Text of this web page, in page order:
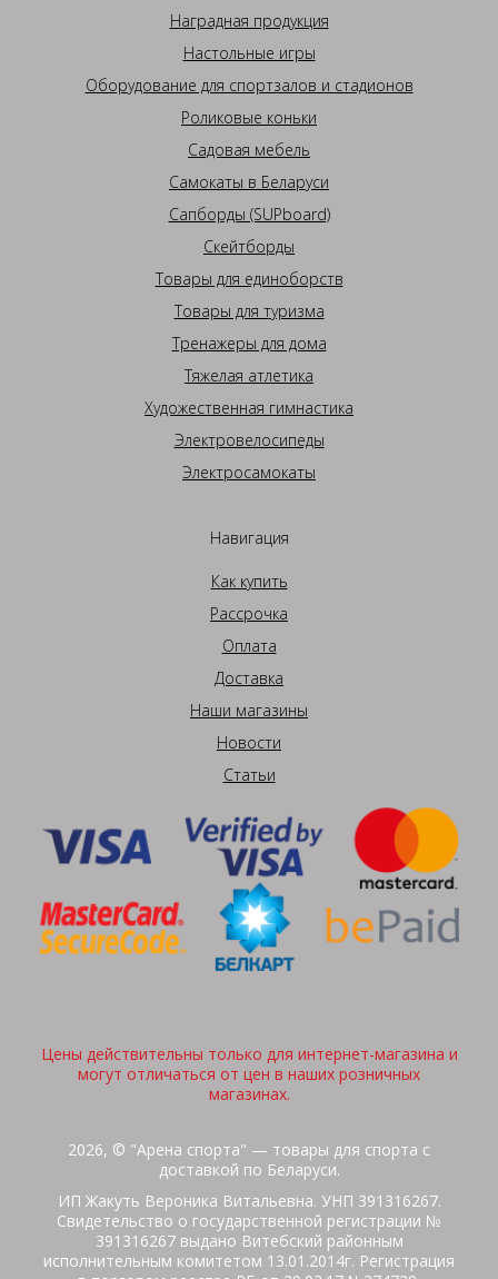
Наградная продукция
Настольные игры
Оборудование для спортзалов и стадионов
Роликовые коньки
Садовая мебель
Самокаты в Беларуси
Сапборды (SUPboard)
Скейтборды
Товары для единоборств
Товары для туризма
Тренажеры для дома
Тяжелая атлетика
Художественная гимнастика
Электровелосипеды
Электросамокаты
Навигация
Как купить
Рассрочка
Оплата
Доставка
Наши магазины
Новости
Статьи
Цены действительны только для интернет-магазина и
могут отличаться от цен в наших розничных
магазинах.
2026, © "Арена спорта" — товары для спорта с
доставкой по Беларуси.
ИП Жакуть Вероника Витальевна. УНП 391316267.
Свидетельство о государственной регистрации №
391316267 выдано Витебский районным
исполнительным комитетом 13.01.2014г. Регистрация